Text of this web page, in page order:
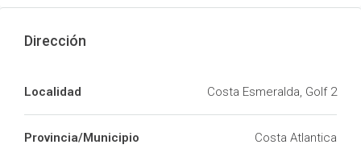
Dirección
Localidad Costa Esmeralda, Golf 2
Provincia/Municipio Costa Atlantica